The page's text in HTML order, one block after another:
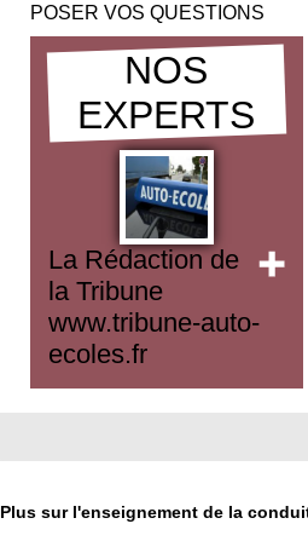
POSER VOS QUESTIONS
NOS
EXPERTS
La Rédaction de
la Tribune
www.tribune-auto-
ecoles.fr
Plus sur l'enseignement de la